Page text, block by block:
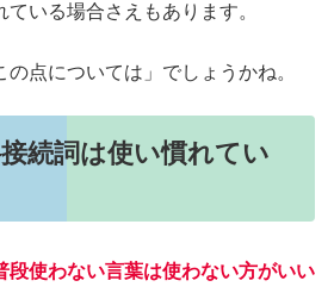
いる場合さえもあります。
点については」でしょうかね。
続詞は使い慣れてい
段使わない言葉は使わない方がいい